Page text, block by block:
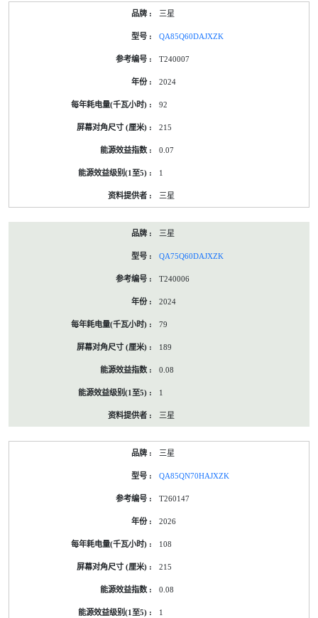
三星
QA85Q60DAJXZK
T240007
2024
92
215
0.07
1
三星
三星
QA75Q60DAJXZK
T240006
2024
79
189
0.08
1
三星
三星
QA85QN70HAJXZK
T260147
2026
108
215
0.08
1